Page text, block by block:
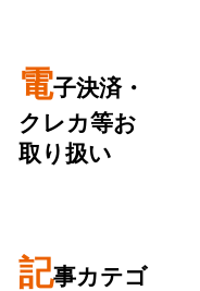
電子決済・
クレカ等お
取り扱い
記事カテゴ